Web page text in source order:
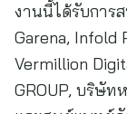
งานนี้ได้รับการ
Garena, Infold
Vermillion
GROUP, บริษั